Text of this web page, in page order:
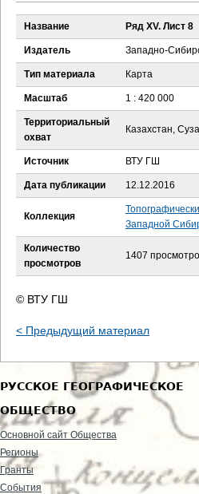
В
ы
д
е
с
ь
Название Ряд XV. Лист 8
Издатель Западно-
Тип материала Карта
Масштаб 1 : 420 000
Территориальный
охват
Казахстан,
Источник ВТУ ГШ
Дата публикации 12.12.2016
Коллекция
Западной
Количество
просмотров
1407
© ВТУ ГШ
< Предыдущий материал
РУССКОЕ ГЕОГРАФИЧЕСКОЕ
ОБЩЕСТВО
Основной сайт Общества
Регионы
Гранты
События